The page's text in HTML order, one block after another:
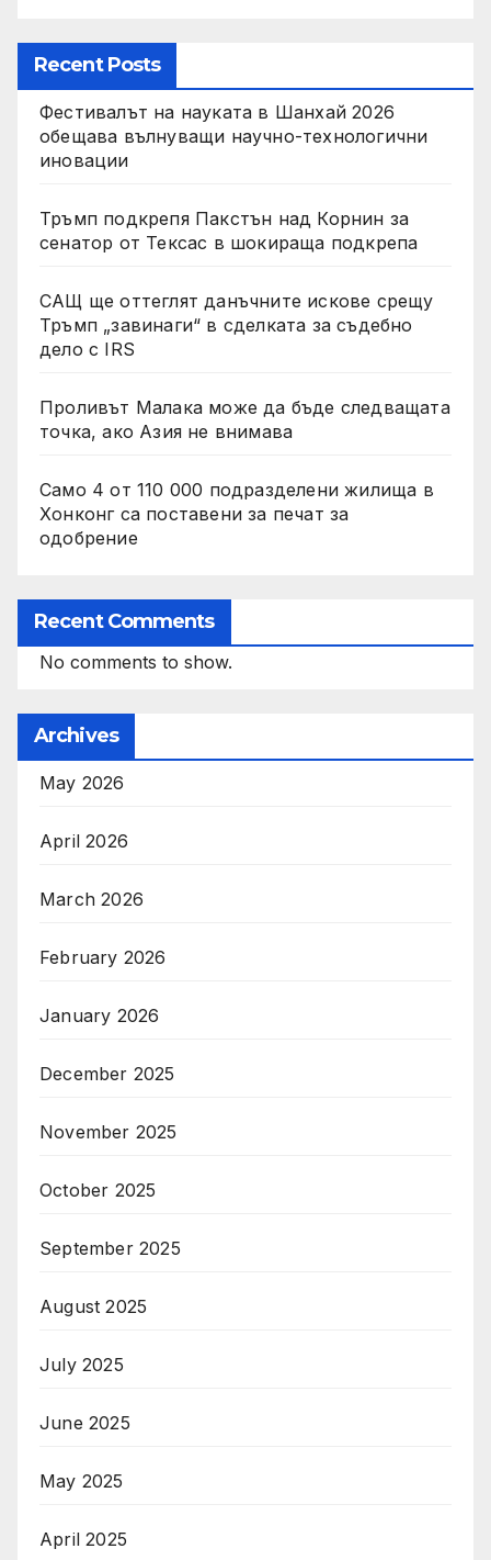
Recent Posts
Фестивалът на науката в Шанхай 2026
обещава вълнуващи научно-технологични
иновации
Тръмп подкрепя Пакстън над Корнин за
сенатор от Тексас в шокираща подкрепа
САЩ ще оттеглят данъчните искове срещу
Тръмп „завинаги“ в сделката за съдебно
дело с IRS
Проливът Малака може да бъде следващата
точка, ако Азия не внимава
Само 4 от 110 000 подразделени жилища в
Хонконг са поставени за печат за
одобрение
Recent Comments
No comments to show.
Archives
May 2026
April 2026
March 2026
February 2026
January 2026
December 2025
November 2025
October 2025
September 2025
August 2025
July 2025
June 2025
May 2025
April 2025